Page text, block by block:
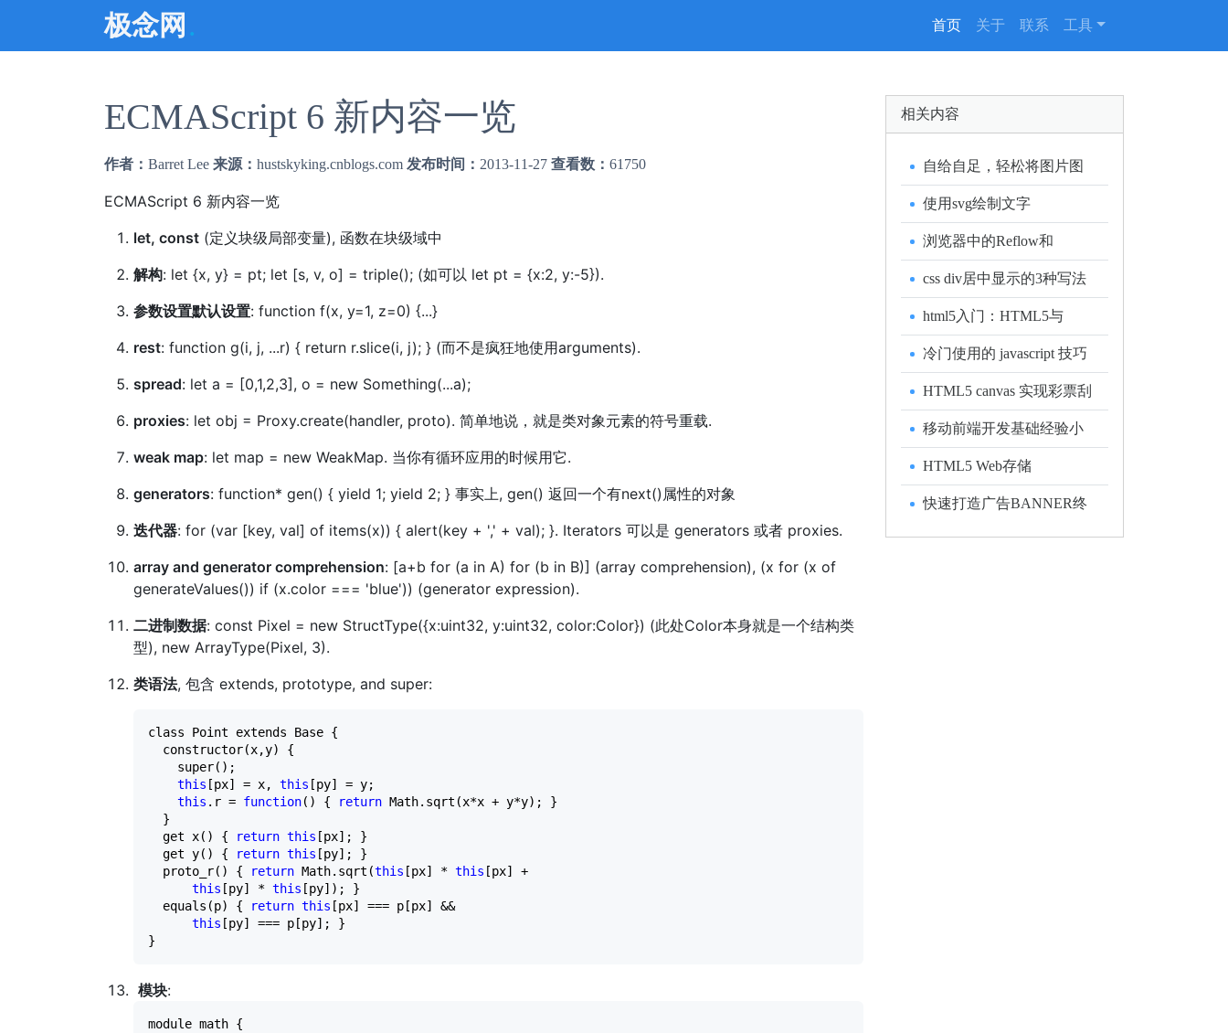
极念网 . 首页(current)
关于 联系 工具
ECMAScript 6 新内容一览
作者： Barret Lee 来源： hustskyking.cnblogs.com 发布时间： 2013-11-27 查看数： 61750
ECMAScript 6 新内容一览
let, const (定义块级局部变量), 函数在块级域中
解构: let {x, y} = pt; let [s, v, o] = triple(); (如可以 let pt = {x:2, y:-5}).
参数设置默认设置: function f(x, y=1, z=0) {...}
rest: function g(i, j, ...r) { return r.slice(i, j); } (而不是疯狂地使用arguments).
spread: let a = [0,1,2,3], o = new Something(...a);
proxies: let obj = Proxy.create(handler, proto). 简单地说，就是类对象元素的符号重载.
weak map: let map = new WeakMap. 当你有循环应用的时候用它.
generators: function* gen() { yield 1; yield 2; } 事实上, gen() 返回一个有next()属性的对象
迭代器: for (var [key, val] of items(x)) { alert(key + ',' + val); }. Iterators 可以是 generators 或者 proxies.
array and generator comprehension: [a+b for (a in A) for (b in B)] (array comprehension), (x for (x of
generateValues()) if (x.color === 'blue')) (generator expression).
二进制数据: const Pixel = new StructType({x:uint32, y:uint32, color:Color}) (此处Color本身就是一个结构类
型), new ArrayType(Pixel, 3).
类语法, 包含 extends, prototype, and super:
class Point extends Base {
  constructor(x,y) {
    super();
this [px] = x, this [py] = y;
this .r = function() { return Math.sqrt(x*x + y*y); }
  }
  get x() {
return this [px]; }
  get y() {
return this [py]; }
  proto_r() {
return Math.sqrt(this [px] * this [px] +
this [py] * this [py]); }
  equals(p) {
return this [px] === p[px] &&
this [py] === p[py]; }
}
模块:
module math {
相关内容
自给自足，轻松将图片图
片内嵌到HTML
使用svg绘制文字
浏览器中的Reflow和
Reprint
css div居中显示的3种写法
html5入门：HTML5与
HTML
冷门使用的 javascript 技巧
HTML5 canvas 实现彩票刮
刮乐
移动前端开发基础经验小
结
HTML5 Web存储
快速打造广告BANNER终